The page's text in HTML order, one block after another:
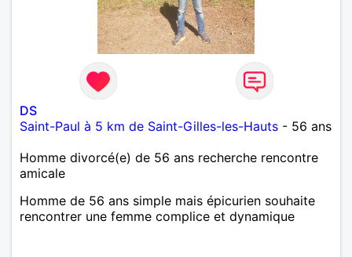
DS
Saint-Paul à 5 km de Saint-Gilles-les-Hauts - 56 ans
Homme divorcé(e) de 56 ans recherche rencontre
amicale
Homme de 56 ans simple mais épicurien souhaite
rencontrer une femme complice et dynamique